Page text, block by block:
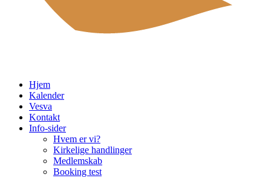
Hjem
Kalender
Vesva
Kontakt
Info-sider
Hvem er vi?
Kirkelige handlinger
Medlemskab
Booking test